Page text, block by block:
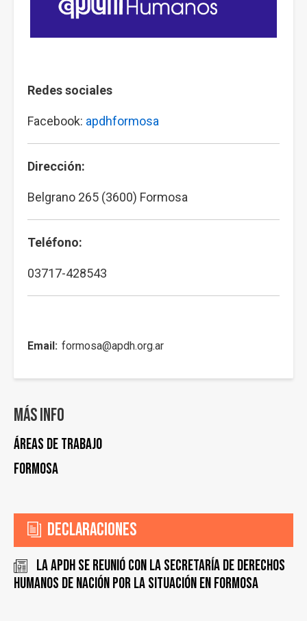
Redes sociales
Facebook: apdhformosa
Dirección:
Belgrano 265 (3600) Formosa
Teléfono:
03717-428543
Email formosa@apdh.org.ar
Más info
Áreas de trabajo
Formosa
Declaraciones
La APDH se reunió con la Secretaría de Derechos
Humanos de Nación por la situación en Formosa